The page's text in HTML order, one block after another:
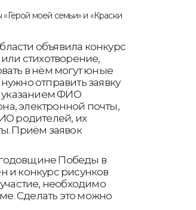
объявила конкурс
стихотворение,
в нём могут юные
отправить заявку
ФИО
электронной почты,
родителей, их
Приём заявок
годовщине Победы в
и конкурс рисунков
необходимо
Сделать это можно